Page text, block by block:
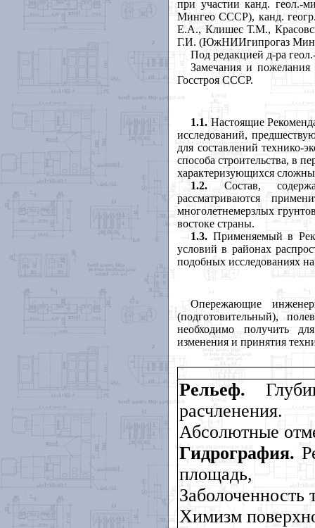
при участии канд.
Мингео СССР), канд.
Е.А., Клишес Т.М.,
Г.И. (ЮжНИИгипрогаз
Под редакцией д-ра
Замечания и
Госстроя СССР.
1.1. Настоящие
исследований,
для составлений технико-
способа строительства, в
характеризующихся
1.2.Состав,
рассматриваются
многолетнемерзлых
востоке страны.
1.3.Применяемый в
условий в районах
подобных исследованиях
Опережающие
(подготовительный),
необходимо получить
изменения и принятия
Рельеф.
Абсолютные
Гидрография.
площадь,
Заболоченность
Химизм